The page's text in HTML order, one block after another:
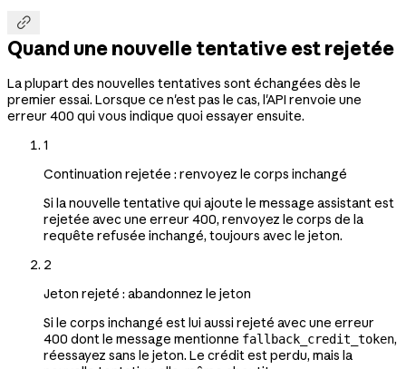

Quand une nouvelle tentative est rejetée
La plupart des nouvelles tentatives sont échangées dès le
premier essai. Lorsque ce n'est pas le cas, l'API renvoie une
erreur 400 qui vous indique quoi essayer ensuite.
1
Continuation rejetée : renvoyez le corps inchangé
Si la nouvelle tentative qui ajoute le message assistant est
rejetée avec une erreur 400, renvoyez le corps de la
requête refusée inchangé, toujours avec le jeton.
2
Jeton rejeté : abandonnez le jeton
Si le corps inchangé est lui aussi rejeté avec une erreur
400 dont le message mentionne fallback_credit_token,
réessayez sans le jeton. Le crédit est perdu, mais la